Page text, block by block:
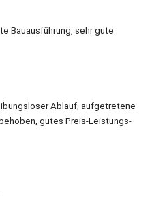
Bauausführung, sehr gute
Ablauf, aufgetretene
gutes Preis-Leistungs-